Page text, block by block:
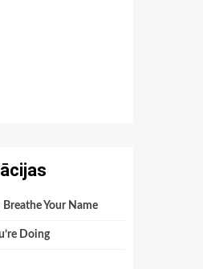
Your Name
Doing